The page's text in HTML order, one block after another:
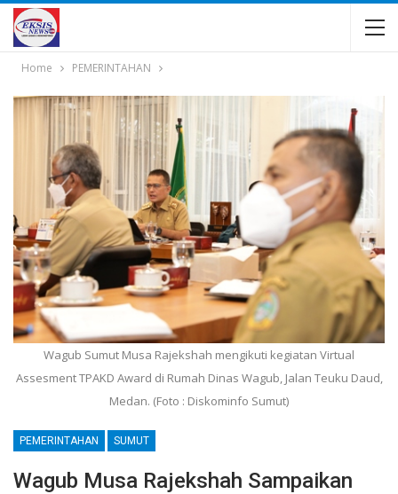
Home PEMERINTAHAN
Wagub Sumut Musa Rajekshah mengikuti kegiatan Virtual
Assesment TPAKD Award di Rumah Dinas Wagub, Jalan Teuku Daud,
Medan. (Foto : Diskominfo Sumut)
PEMERINTAHAN SUMUT
Wagub Musa Rajekshah Sampaikan